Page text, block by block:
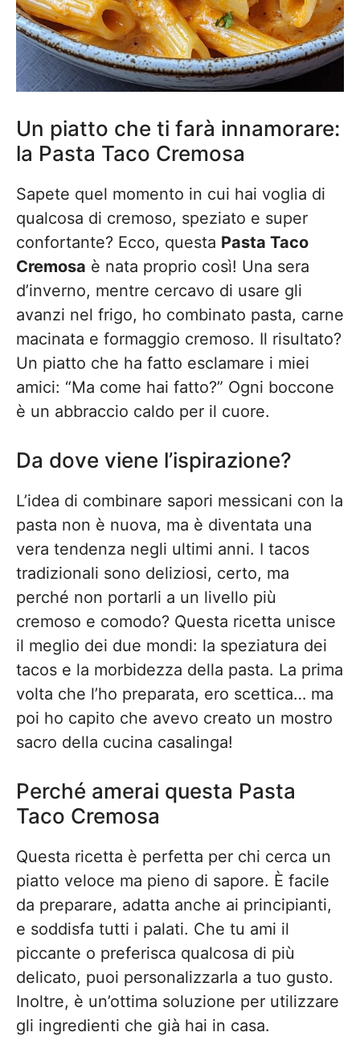
Un piatto che ti farà innamorare:
la Pasta Taco Cremosa
Sapete quel momento in cui hai voglia di
qualcosa di cremoso, speziato e super
confortante? Ecco, questa Pasta Taco
Cremosa è nata proprio così! Una sera
d’inverno, mentre cercavo di usare gli
avanzi nel frigo, ho combinato pasta, carne
macinata e formaggio cremoso. Il risultato?
Un piatto che ha fatto esclamare i miei
amici: “Ma come hai fatto?” Ogni boccone
è un abbraccio caldo per il cuore.
Da dove viene l’ispirazione?
L’idea di combinare sapori messicani con la
pasta non è nuova, ma è diventata una
vera tendenza negli ultimi anni. I tacos
tradizionali sono deliziosi, certo, ma
perché non portarli a un livello più
cremoso e comodo? Questa ricetta unisce
il meglio dei due mondi: la speziatura dei
tacos e la morbidezza della pasta. La prima
volta che l’ho preparata, ero scettica… ma
poi ho capito che avevo creato un mostro
sacro della cucina casalinga!
Perché amerai questa Pasta
Taco Cremosa
Questa ricetta è perfetta per chi cerca un
piatto veloce ma pieno di sapore. È facile
da preparare, adatta anche ai principianti,
e soddisfa tutti i palati. Che tu ami il
piccante o preferisca qualcosa di più
delicato, puoi personalizzarla a tuo gusto.
Inoltre, è un’ottima soluzione per utilizzare
gli ingredienti che già hai in casa.